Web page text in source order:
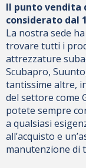
Il punto vendita
considerato dal
La nostra sede
trovare tutti i
attrezzature
Scubapro,
tantissime altre,
del settore come
potete sempre
a qualsiasi
all’acquisto e
manutenzione di